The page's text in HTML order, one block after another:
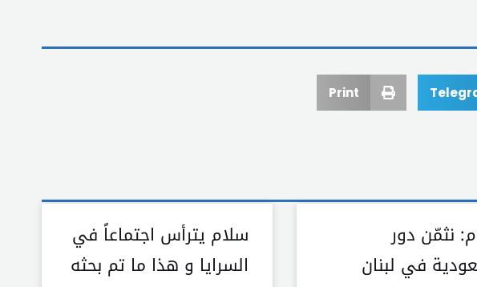
Print
نثمّن دور
في لبنان
سلام يترأس اجتماعاً في
السرايا و هذا ما تم بحثه